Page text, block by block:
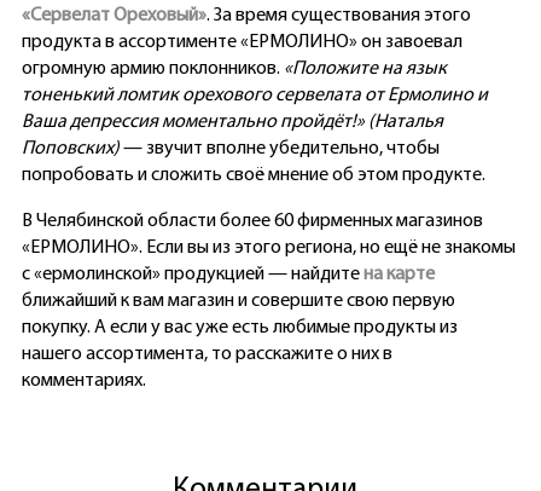
«Сервелат Ореховый». За время существования этого
продукта в ассортименте «ЕРМОЛИНО» он завоевал
огромную армию поклонников. «Положите на язык
тоненький ломтик орехового сервелата от Ермолино и
Ваша депрессия моментально пройдёт!»(Наталья
Поповских)— звучит вполне убедительно, чтобы
попробовать и сложить своё мнение об этом продукте.
В Челябинской области более 60 фирменных магазинов
«ЕРМОЛИНО». Если вы из этого региона, но ещё не знакомы
с «ермолинской» продукцией — найдитена карте
ближайший к вам магазин и совершите свою первую
покупку. А если у вас уже есть любимые продукты из
нашего ассортимента, то расскажите о них в
комментариях.